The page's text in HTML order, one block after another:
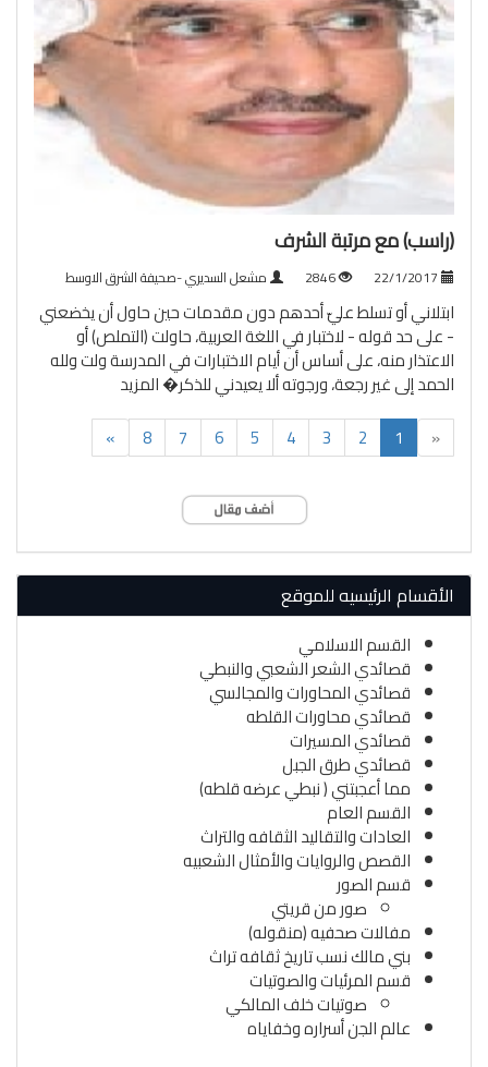
(راسب) مع مرتبة الشرف
2846 مشعل السديري -صحيفة الشرق الاوسط
ابتلاني أو تسلط عليّ أحدهم دون مقدمات حين حاول أن يخضعني
- على حد قوله - لاختبار في اللغة العربية، حاولت (التملص) أو
الاعتذار منه، على أساس أن أيام الاختبارات في المدرسة ولت ولله
الحمد إلى غير رجعة، ورجوته ألا يعيدني للذكر�المزيد
«
1
2
3
4
5
6
7
8
»
الأقسام الرئيسيه للموقع
القسم الاسلامي
قصائدي الشعر الشعبي والنبطي
قصائدي المحاورات والمجالسي
قصائدي محاورات القلطه
قصائدي المسيرات
قصائدي طرق الجبل
مما أعجبتني ( نبطي عرضه قلطه)
القسم العام
العادات والتقاليد الثقافه والتراث
القصص والروايات والأمثال الشعبيه
قسم الصور
صور من قريتي
مفالات صحفيه (منقوله)
بني مالك نسب تاريخ ثقافه تراث
قسم المرئيات والصوتيات
صوتيات خلف المالكي
عالم الجن أسراره وخفاياه